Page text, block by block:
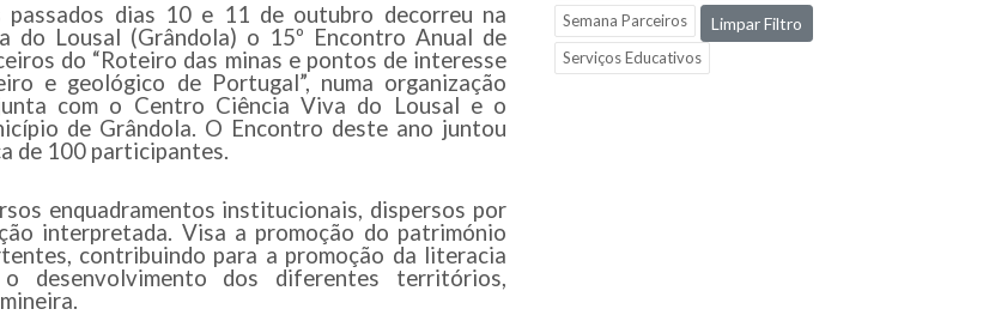
passados dias 10 e 11 de outubro decorreu na
do Lousal (Grândola) o 15º Encontro Anual de
do “Roteiro das minas e pontos de interesse
e geológico de Portugal”, numa organização
com o Centro Ciência Viva do Lousal e o
de Grândola. O Encontro deste ano juntou
de 100 participantes.
enquadramentos institucionais, dispersos por
interpretada. Visa a promoção do património
contribuindo para a promoção da literacia
desenvolvimento dos diferentes territórios,
Semana Parceiros
Serviços Educativos
Limpar Filtro